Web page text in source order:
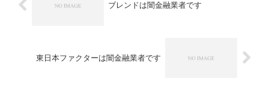
ブレンドは闇金融業者です
東日本ファクターは闇金融業者です